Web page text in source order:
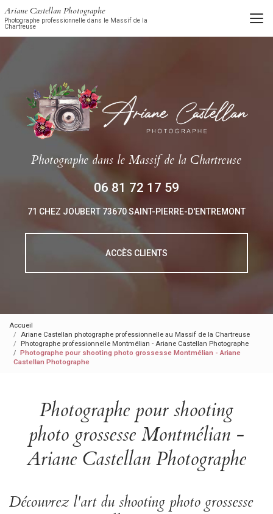
au
contenu
Ariane Castellan Photographe
Photographe professionnelle dans le Massif de la
Chartreuse
Photographedans le Massif de la Chartreuse
06 81 72 17 59
71 CHEZ JOUBERT 73670 SAINT-PIERRE-D'ENTREMONT
ACCÈS CLIENTS
Accueil
Ariane Castellan photographe professionnelle au Massif de la Chartreuse
Photographe professionnelle Montmélian - Ariane Castellan Photographe
Photographe pour shooting photo grossesse Montmélian - Ariane
Castellan Photographe
Photographe pour shooting
photo grossesse Montmélian -
Ariane Castellan Photographe
Découvrez l'art du shooting photo grossesse